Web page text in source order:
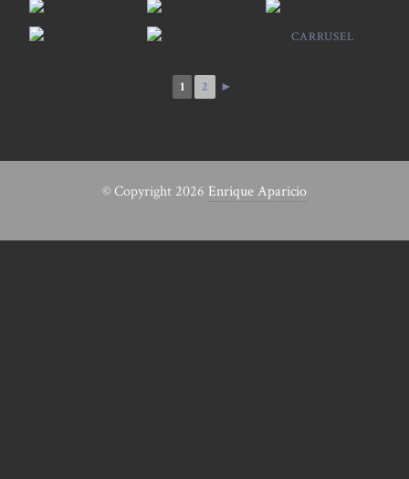
CARRUSEL
1 2 ►
© Copyright 2026 Enrique Aparicio